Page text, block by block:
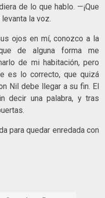
de lo que hablo. —¡Que
la voz.
ojos en mí, conozco a la
de alguna forma me
de mi habitación, pero
es lo correcto, que quizá
Nil debe llegar a su fin. El
decir una palabra, y tras
para quedar enredada con